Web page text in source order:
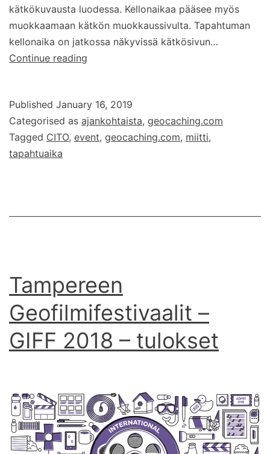
kätkökuvausta luodessa. Kellonaikaa pääsee myös
muokkaamaan kätkön muokkaussivulta. Tapahtuman
kellonaika on jatkossa näkyvissä kätkösivun…
Continue reading
kesto
omana
kenttänään
Published January 16, 2019
Categorised as ajankohtaista, geocaching.com
Tagged CITO, event, geocaching.com, miitti,
tapahtuaika
Tampereen
Geofilmifestivaalit –
GIFF 2018 – tulokset